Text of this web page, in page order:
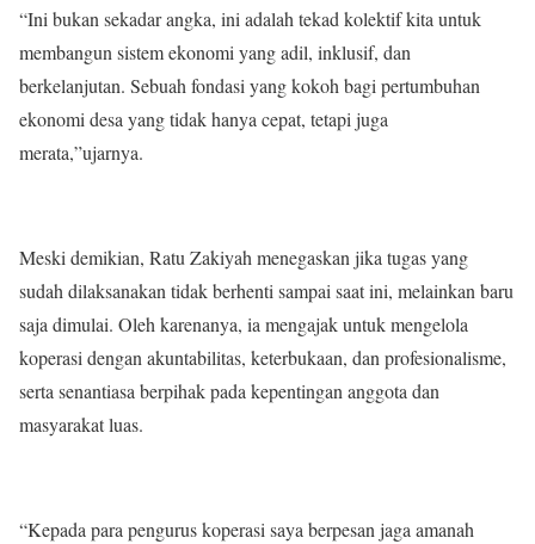
“Ini bukan sekadar angka, ini adalah tekad kolektif kita untuk
membangun sistem ekonomi yang adil, inklusif, dan
berkelanjutan. Sebuah fondasi yang kokoh bagi pertumbuhan
ekonomi desa yang tidak hanya cepat, tetapi juga
merata,”ujarnya.
Meski demikian, Ratu Zakiyah menegaskan jika tugas yang
sudah dilaksanakan tidak berhenti sampai saat ini, melainkan baru
saja dimulai. Oleh karenanya, ia mengajak untuk mengelola
koperasi dengan akuntabilitas, keterbukaan, dan profesionalisme,
serta senantiasa berpihak pada kepentingan anggota dan
masyarakat luas.
“Kepada para pengurus koperasi saya berpesan jaga amanah